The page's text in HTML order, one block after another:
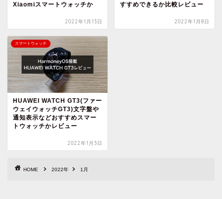
Xiaomiスマートウォッチか
2022年1月13日
すすめできるか比較レビュー
2022年1月8日
スマートウォッチ
HUAWEI WATCH GT3(ファー
ウェイウォッチGT3)文字盤や
通知表示などおすすめスマー
トウォッチかレビュー
2022年1月3日
HOME 2022年 1月